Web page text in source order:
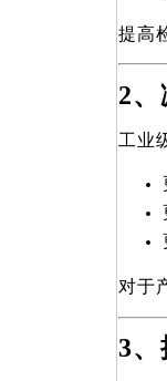
提高
2、
工业
对于
3